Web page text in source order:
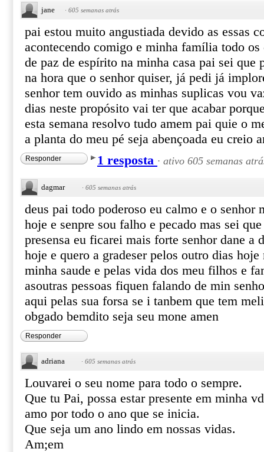
jane · 605 semanas atrás
pai estou muito angustiada devido as essas
acontecendo comigo e minha família todo
de paz de espírito na minha casa pai sei que
na hora que o senhor quiser, já pedi já
senhor tem ouvido as minhas suplicas vou
dias neste propósito vai ter que acabar
esta semana resolvo tudo amem pai quie o
a planta do meu pé seja abençoada eu creio
Responder 1 resposta · ativo 605 semanas
dagmar · 605 semanas atrás
deus pai todo poderoso eu calmo e o senhor
hoje e senpre sou falho e pecado mas sei
presensa eu ficarei mais forte senhor dane a
hoje e quero a gradeser pelos outro dias
minha saude e pelas vida dos meu filhos e
asoutras pessoas fiquen falando de min
aqui pelas sua forsa se i tanbem que tem
obgado bemdito seja seu mone amen
Responder
adriana · 605 semanas atrás
Louvarei o seu nome para todo o sempre.
Que tu Pai, possa estar presente em minha
amo por todo o ano que se inicia.
Que seja um ano lindo em nossas vidas.
Am;em